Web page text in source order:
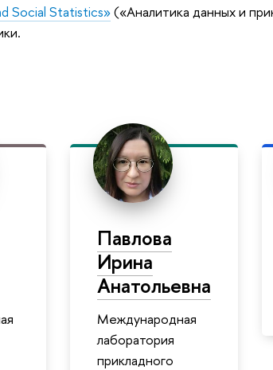
Social Statistics»(«Аналитика данных и
Павлова
Ирина
Анатольевна
Международная
лаборатория
прикладного